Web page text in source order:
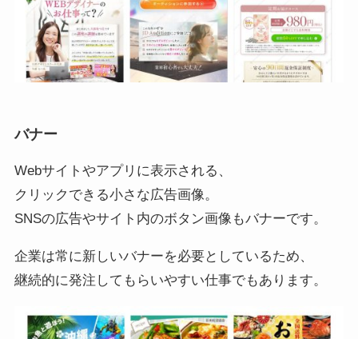
バナー
Webサイトやアプリに表示される、
クリックできる小さな広告画像。
SNSの広告やサイト内のボタン画像もバナーです。
企業は常に新しいバナーを必要としているため、
継続的に発注してもらいやすい仕事でもあります。